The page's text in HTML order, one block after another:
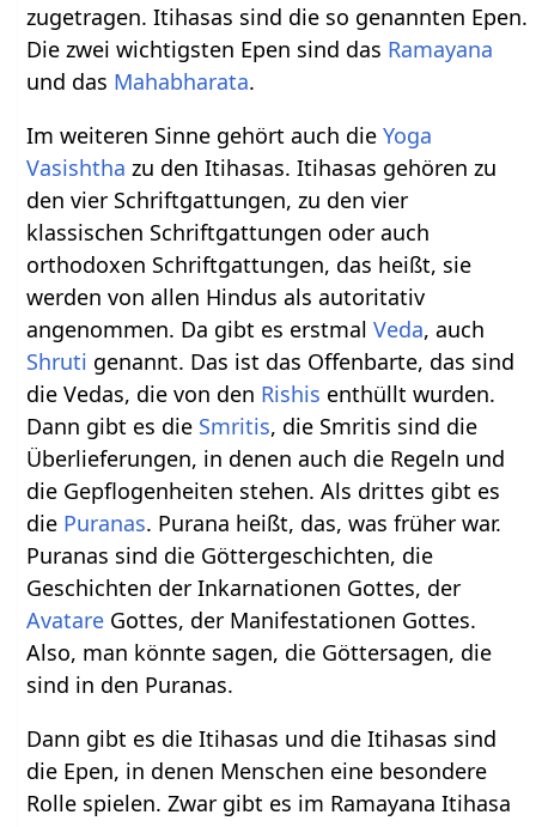
zugetragen. Itihasas sind die so genannten Epen.
Die zwei wichtigsten Epen sind das Ramayana
und das Mahabharata.
Im weiteren Sinne gehört auch dieYoga
Vasishtha zu den Itihasas. Itihasas gehören zu
den vier Schriftgattungen, zu den vier
klassischen Schriftgattungen oder auch
orthodoxen Schriftgattungen, das heißt, sie
werden von allen Hindus als autoritativ
angenommen. Da gibt es erstmalVeda, auch
Shruti genannt. Das ist das Offenbarte, das sind
die Vedas, die von den Rishis enthüllt wurden.
Dann gibt es die Smritis, die Smritis sind die
Überlieferungen, in denen auch die Regeln und
die Gepflogenheiten stehen. Als drittes gibt es
die Puranas. Purana heißt, das, was früher war.
Puranas sind die Göttergeschichten, die
Geschichten der Inkarnationen Gottes, der
Avatare Gottes, der Manifestationen Gottes.
Also, man könnte sagen, die Göttersagen, die
sind in den Puranas.
Dann gibt es die Itihasas und die Itihasas sind
die Epen, in denen Menschen eine besondere
Rolle spielen. Zwar gibt es im Ramayana Itihasa